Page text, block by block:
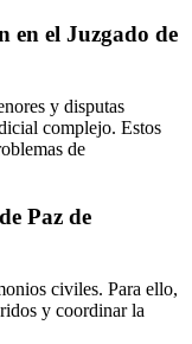
en el Juzgado de
y disputas
complejo. Estos
de
Paz de
civiles. Para ello,
y coordinar la